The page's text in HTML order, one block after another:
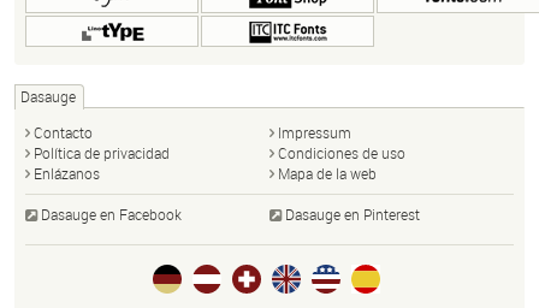
Dasauge
Contacto
Impressum
Política de privacidad
Condiciones de uso
Enlázanos
Mapa de la web
Dasauge en Facebook Dasauge en Pinterest